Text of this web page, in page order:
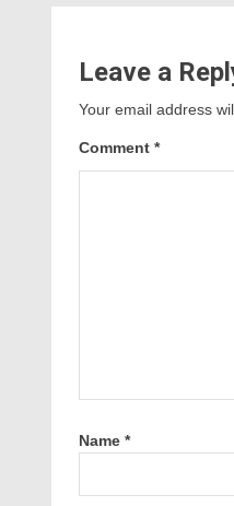
Leave a
Your email address
Comment *
Name *